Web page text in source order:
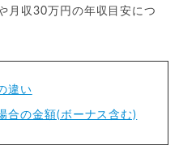
月収30万円の年収目安につ
違い
合の金額(ボーナス含む)